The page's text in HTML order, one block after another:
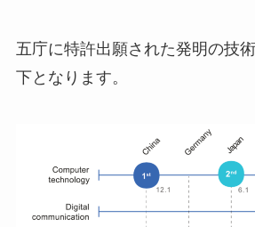
五庁に特許出願された発明の技
下となります。